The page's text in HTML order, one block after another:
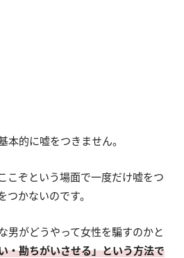
本的に嘘をつきません。
こぞという場面で一度だけ嘘をつ
つかないのです。
男がどうやって女性を騙すのかと
・勘ちがいさせる」という方法で